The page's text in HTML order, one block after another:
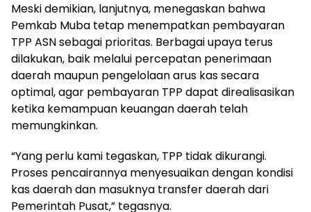
Meski demikian, lanjutnya, menegaskan bahwa
Pemkab Muba tetap menempatkan pembayaran
TPP ASN sebagai prioritas. Berbagai upaya terus
dilakukan, baik melalui percepatan penerimaan
daerah maupun pengelolaan arus kas secara
optimal, agar pembayaran TPP dapat direalisasikan
ketika kemampuan keuangan daerah telah
memungkinkan.
“Yang perlu kami tegaskan, TPP tidak dikurangi.
Proses pencairannya menyesuaikan dengan kondisi
kas daerah dan masuknya transfer daerah dari
Pemerintah Pusat,” tegasnya.